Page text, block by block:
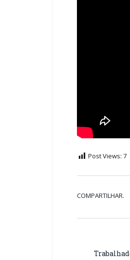
Post Views: 7
COMPARTILHAR.